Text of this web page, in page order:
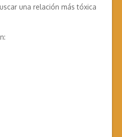
una relación más tóxica